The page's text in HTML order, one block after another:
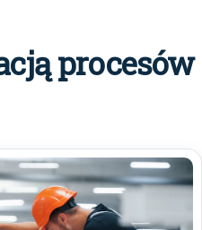
procesów